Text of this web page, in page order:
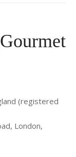
Gourmet
(registered
London,